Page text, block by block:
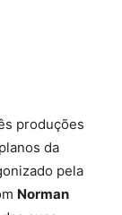
produções
da
pela
Norman